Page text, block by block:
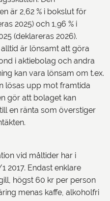
är 2,62 % i bokslut för
2025) och 1,96 % i
(deklareras 2026).
är lönsamt att göra
i aktiebolag och andra
kan vara lönsam om t.ex.
lösas upp mot framtida
gör att bolaget kan
en ränta som överstiger
vid måltider har i
2017. Endast enklare
högst 60 kr per person
menas kaffe, alkoholfri